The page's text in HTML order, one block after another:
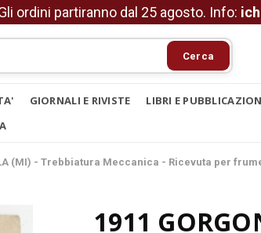
ordini partiranno dal 25 agosto. Info:
Cerca
GIORNALI E RIVISTE LIBRI E
(MI) - Trebbiatura Meccanica - Ricevuta per
1911